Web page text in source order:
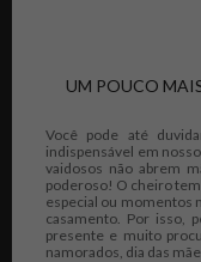
UM POUCO
Você pode até
indispensável em
vaidosos não abrem
poderoso! O cheiro
especial ou momentos
casamento. Por isso,
presente e muito
namorados, dia das